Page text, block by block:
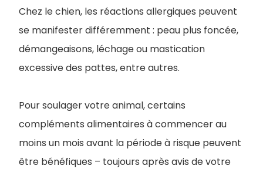
Chez le chien, les réactions allergiques peuvent
se manifester différemment : peau plus foncée,
démangeaisons, léchage ou mastication
excessive des pattes, entre autres.
Pour soulager votre animal, certains
compléments alimentaires à commencer au
moins un mois avant la période à risque peuvent
être bénéfiques – toujours après avis de votre